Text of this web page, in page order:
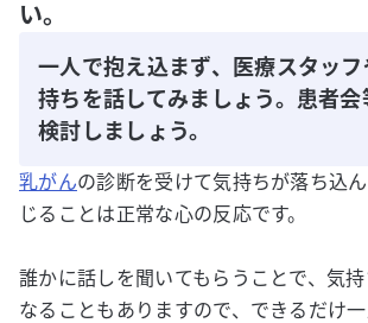
い。
一人で抱え込まず、医療スタッ
持ちを話してみましょう。患者
検討しましょう。
乳がんの診断を受けて気持ちが落ち込
じることは正常な心の反応です。
誰かに話しを聞いてもらうことで、気
なることもありますので、できるだけ